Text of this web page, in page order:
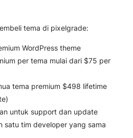
tema di pixelgrade:
WordPress theme
per tema mulai dari $75 per
tema premium $498 lifetime
untuk support dan update
satu tim developer yang sama